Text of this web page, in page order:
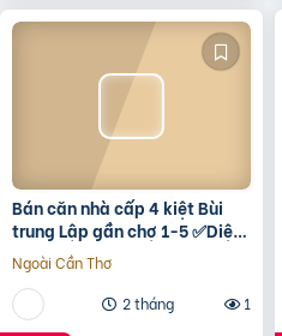
Bán căn nhà cấp 4 kiệt Bùi
trung Lập gần chợ 1-5 ✅Diện
tích 5*22 ✅Hướng Tây Bắc
✅Đường oto thông
Ngoài Cần Thơ
2 tháng
1